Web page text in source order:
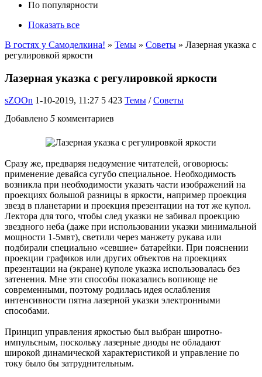
По популярности
Показать все
В гостях у Самоделкина! » Темы » Советы » Лазерная указка с
регулировкой яркости
Лазерная указка с регулировкой яркости
sZOOn 1-10-2019, 11:27 5 423 Темы /Советы
Добавлено 5 комментариев
Сразу же, предваряя недоумение читателей, оговорюсь:
применение девайса сугубо специальное. Необходимость
возникла при необходимости указать части изображений на
проекциях большой разницы в яркости, например проекция
звезд в планетарии и проекция презентации на тот же купол.
Лектора для того, чтобы след указки не забивал проекцию
звездного неба (даже при использовании указки минимальной
мощности 1-5мвт), светили через манжету рукава или
подбирали специально «севшие» батарейки. При пояснении
проекции графиков или других объектов на проекциях
презентации на (экране) куполе указка использовалась без
затенения. Мне эти способы показались вопиюще не
современными, поэтому родилась идея ослабления
интенсивности пятна лазерной указки электронными
способами.
Принцип управления яркостью был выбран широтно-
импульсным, поскольку лазерные диоды не обладают
широкой динамической характеристикой и управление по
току было бы затруднительным.